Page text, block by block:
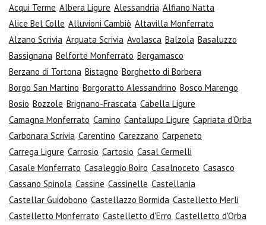
Acqui Terme Albera Ligure Alessandria Alfiano Natta
Alice Bel Colle Alluvioni Cambiò Altavilla Monferrato
Alzano Scrivia Arquata Scrivia Avolasca Balzola Basaluzzo
Bassignana Belforte Monferrato Bergamasco
Berzano di Tortona Bistagno Borghetto di Borbera
Borgo San Martino Borgoratto Alessandrino Bosco Marengo
Bosio Bozzole Brignano-Frascata Cabella Ligure
Camagna Monferrato Camino Cantalupo Ligure Capriata d'Orba
Carbonara Scrivia Carentino Carezzano Carpeneto
Carrega Ligure Carrosio Cartosio Casal Cermelli
Casale Monferrato Casaleggio Boiro Casalnoceto Casasco
Cassano Spinola Cassine Cassinelle Castellania
Castellar Guidobono Castellazzo Bormida Castelletto Merli
Castelletto Monferrato Castelletto d'Erro Castelletto d'Orba